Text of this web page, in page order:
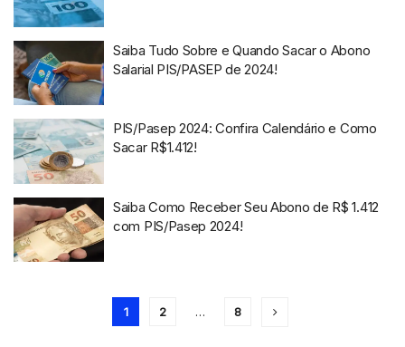
Saiba Tudo Sobre e Quando Sacar o Abono
Salarial PIS/PASEP de 2024!
PIS/Pasep 2024: Confira Calendário e Como
Sacar R$1.412!
Saiba Como Receber Seu Abono de R$ 1.412
com PIS/Pasep 2024!
1 2 … 8